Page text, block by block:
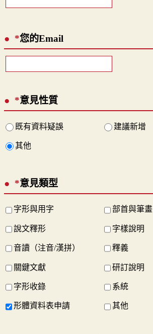
*您的Email
*意見性質
既有資料疑誤 建議新增
其他
*意見類型
字形與用字 部首與筆畫
說文釋形 字樣說明
音讀（注音/漢拼） 釋義
關鍵文獻 研訂說明
字形收錄 系統
形體資料表申請 其他